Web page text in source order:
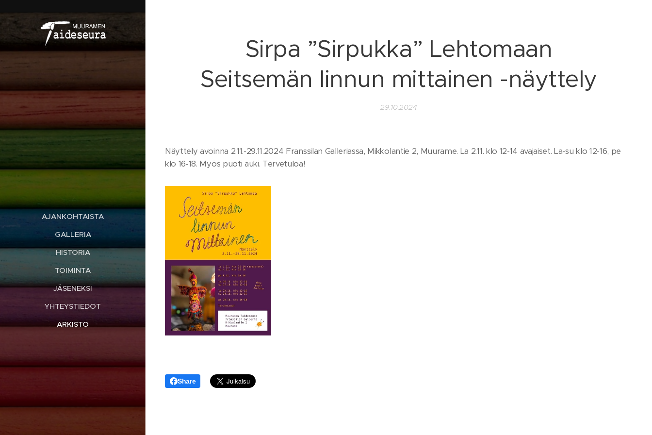
AJANKOHTAISTA
GALLERIA
HISTORIA
TOIMINTA
JÄSENEKSI
YHTEYSTIEDOT
ARKISTO
Sirpa ”Sirpukka” Lehtomaan
Seitsemän linnun mittainen -näyttely
29.10.2024
Näyttely avoinna 2.11.-29.11.2024 Franssilan Galleriassa, Mikkolantie 2, Muurame. La 2.11. klo 12-14 avajaiset. La-su klo 12-16, pe
klo 16-18. Myös puoti auki. Tervetuloa!
Share